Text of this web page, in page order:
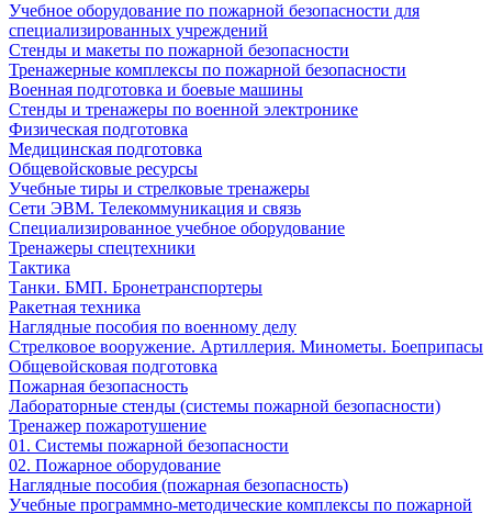
Учебное оборудование по пожарной безопасности для
специализированных учреждений
Стенды и макеты по пожарной безопасности
Тренажерные комплексы по пожарной безопасности
Военная подготовка и боевые машины
Стенды и тренажеры по военной электронике
Физическая подготовка
Медицинская подготовка
Общевойсковые ресурсы
Учебные тиры и стрелковые тренажеры
Сети ЭВМ. Телекоммуникация и связь
Специализированное учебное оборудование
Тренажеры спецтехники
Тактика
Танки. БМП. Бронетранспортеры
Ракетная техника
Наглядные пособия по военному делу
Стрелковое вооружение. Артиллерия. Минометы. Боеприпасы
Общевойсковая подготовка
Пожарная безопасность
Лабораторные стенды (системы пожарной безопасности)
Тренажер пожаротушение
01. Системы пожарной безопасности
02. Пожарное оборудование
Наглядные пособия (пожарная безопасность)
Учебные программно-методические комплексы по пожарной